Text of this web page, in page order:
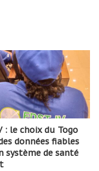
: le choix du Togo
données fiables
système de santé